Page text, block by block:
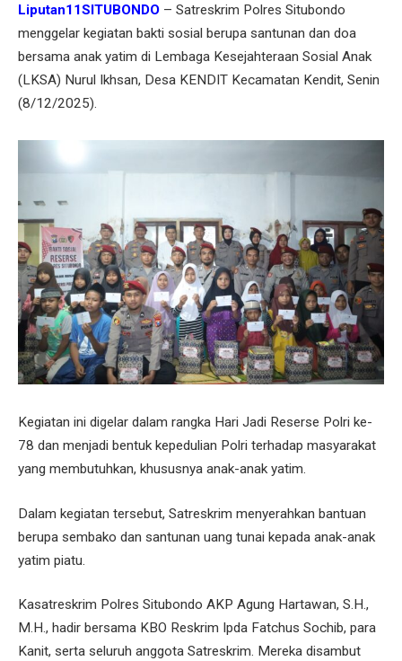
Liputan11SITUBONDO – Satreskrim Polres Situbondo
menggelar kegiatan bakti sosial berupa santunan dan doa
bersama anak yatim di Lembaga Kesejahteraan Sosial Anak
(LKSA) Nurul Ikhsan, Desa KENDIT Kecamatan Kendit, Senin
(8/12/2025).
Kegiatan ini digelar dalam rangka Hari Jadi Reserse Polri ke-
78 dan menjadi bentuk kepedulian Polri terhadap masyarakat
yang membutuhkan, khususnya anak-anak yatim.
Dalam kegiatan tersebut, Satreskrim menyerahkan bantuan
berupa sembako dan santunan uang tunai kepada anak-anak
yatim piatu.
Kasatreskrim Polres Situbondo AKP Agung Hartawan, S.H.,
M.H., hadir bersama KBO Reskrim Ipda Fatchus Sochib, para
Kanit, serta seluruh anggota Satreskrim. Mereka disambut